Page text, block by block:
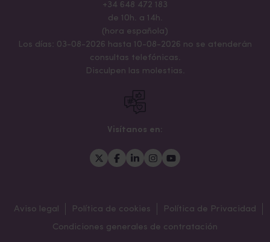
+34 648 472 183
de 10h. a 14h.
(hora española)
Los días: 03-08-2026 hasta 10-08-2026 no se atenderán
consultas telefónicas.
Disculpen las molestias.
Visítanos en:
Aviso legal Política de cookies
Política de Privacidad
Condiciones generales de contratación